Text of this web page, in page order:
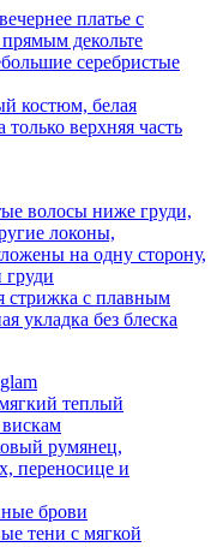
платье с
декольте
серебристые
костюм, белая
верхняя часть
волосы ниже груди,
локоны,
на одну сторону,
груди
стрижка с плавным
укладка без блеска
теплый
румянец,
переносице и
брови
тени с мягкой